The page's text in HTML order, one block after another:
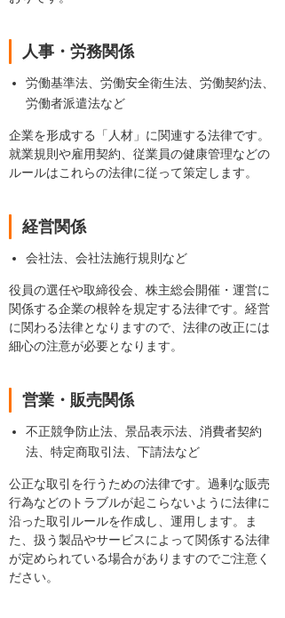
人事・労務関係
労働基準法、労働安全衛生法、労働契約法、
労働者派遣法など
企業を形成する「人材」に関連する法律です。
就業規則や雇用契約、従業員の健康管理などの
ルールはこれらの法律に従って策定します。
経営関係
会社法、会社法施行規則など
役員の選任や取締役会、株主総会開催・運営に
関係する企業の根幹を規定する法律です。経営
に関わる法律となりますので、法律の改正には
細心の注意が必要となります。
営業・販売関係
不正競争防止法、景品表示法、消費者契約
法、特定商取引法、下請法など
公正な取引を行うための法律です。過剰な販売
行為などのトラブルが起こらないように法律に
沿った取引ルールを作成し、運用します。ま
た、扱う製品やサービスによって関係する法律
が定められている場合がありますのでご注意く
ださい。